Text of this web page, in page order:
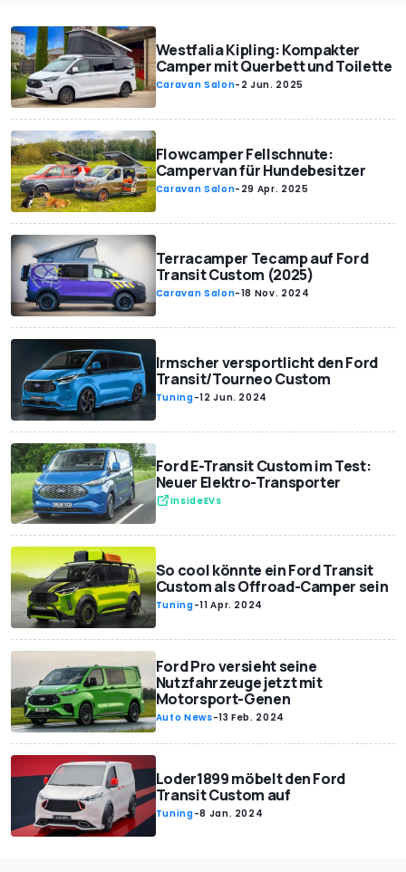
Westfalia Kipling: Kompakter
Camper mit Querbett und Toilette
Caravan Salon- 2 Jun. 2025
Flowcamper Fellschnute:
Campervan für Hundebesitzer
Caravan Salon- 29 Apr. 2025
Terracamper Tecamp auf Ford
Transit Custom (2025)
Caravan Salon-18 Nov. 2024
Irmscher versportlicht den Ford
Transit/Tourneo Custom
Tuning-12 Jun. 2024
Ford E-Transit Custom im Test:
Neuer Elektro-Transporter
InsideEVs
So cool könnte ein Ford Transit
Custom als Offroad-Camper sein
Tuning-11 Apr. 2024
Ford Pro versieht seine
Nutzfahrzeuge jetzt mit
Motorsport-Genen
Auto News-13 Feb. 2024
Loder1899 möbelt den Ford
Transit Custom auf
Tuning-8 Jan. 2024